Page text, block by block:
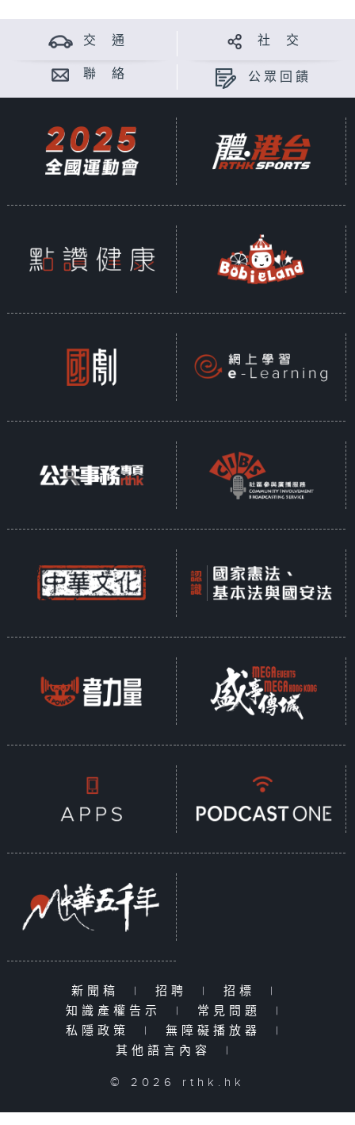
交 通 社 交
聯 絡 公眾回饋
新聞稿 | 招聘 | 招標
|
知識產權告示
| 常見問題
|
私隱政策
| 無障礙播放器
|
其他語言內容
|
© 2026 rthk.hk